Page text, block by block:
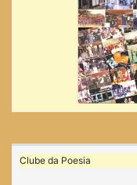
Clube da Poesia